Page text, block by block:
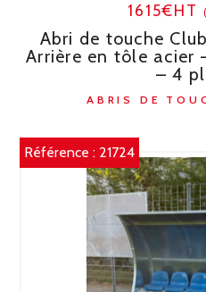
1615€HT
Abri de touche
Arrière en tôle acier
– 4
ABRIS DE
Référence : 21724